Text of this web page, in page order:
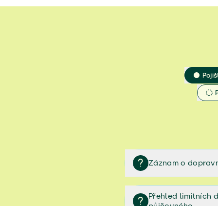
Veřejný příslib -
Záznam o
Záznam o dopravní
Přehled limitních